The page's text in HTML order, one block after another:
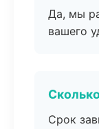
Да, мы
вашего
Срок